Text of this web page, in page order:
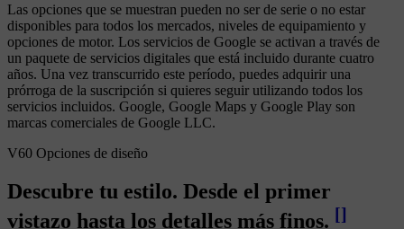
Las opciones que se muestran pueden no ser de serie o no estar
disponibles para todos los mercados, niveles de equipamiento y
opciones de motor. Los servicios de Google se activan a través de
un paquete de servicios digitales que está incluido durante cuatro
años. Una vez transcurrido este período, puedes adquirir una
prórroga de la suscripción si quieres seguir utilizando todos los
servicios incluidos. Google, Google Maps y Google Play son
marcas comerciales de Google LLC.
V60 Opciones de diseño
Descubre tu estilo. Desde el primer
vistazo hasta los detalles más finos. []